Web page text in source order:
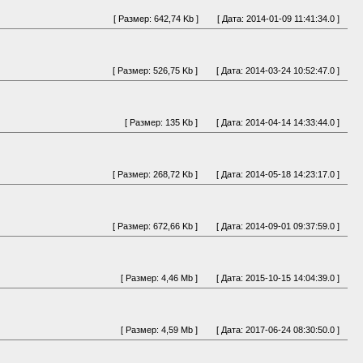
[ Дата: 2014-01-09 11:41:34.0 ]
[ Размер: 642,74 Kb ]
[ Дата: 2014-03-24 10:52:47.0 ]
[ Размер: 526,75 Kb ]
[ Дата: 2014-04-14 14:33:44.0 ]
[ Размер: 135 Kb ]
[ Дата: 2014-05-18 14:23:17.0 ]
[ Размер: 268,72 Kb ]
[ Дата: 2014-09-01 09:37:59.0 ]
[ Размер: 672,66 Kb ]
[ Дата: 2015-10-15 14:04:39.0 ]
[ Размер: 4,46 Mb ]
[ Дата: 2017-06-24 08:30:50.0 ]
[ Размер: 4,59 Mb ]